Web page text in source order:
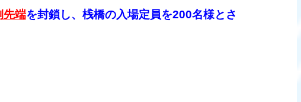
先端を封鎖し、 桟橋の入場定員を200名様とさ